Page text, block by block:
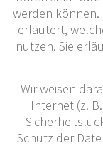
werden
erläutert,
nutzen. Sie
Wir weisen
Internet (z.
Schutz der